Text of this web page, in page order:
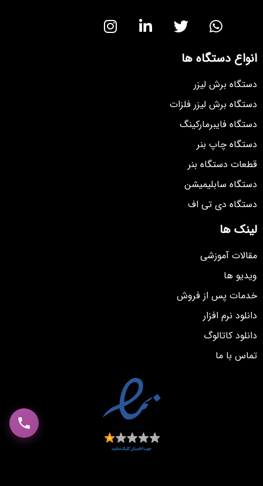
انواع دستگاه ها
دستگاه برش لیزر
دستگاه برش لیزر فلزات
دستگاه فایبرمارکینگ
دستگاه چاپ بنر
قطعات دستگاه بنر
دستگاه سابلیمیشن
دستگاه دی تی اف
لینک ها
مقالات آموزشی
ویدیو ها
خدمات پس از فروش
دانلود نرم افزار
دانلود کاتالوگ
تماس با ما